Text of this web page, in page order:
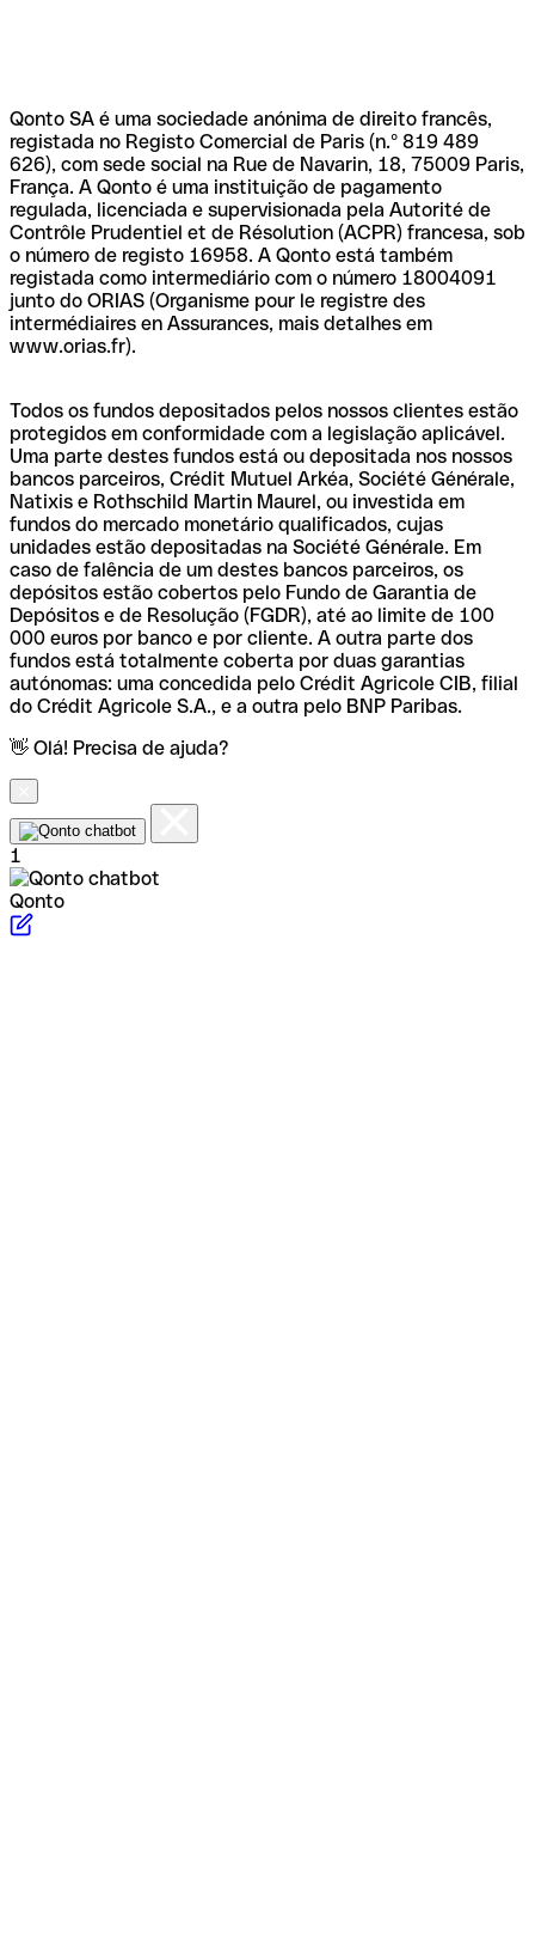
Qonto SA é uma sociedade anónima de direito francês,
registada no Registo Comercial de Paris (n.º 819 489
626), com sede social na Rue de Navarin, 18, 75009 Paris,
França. A Qonto é uma instituição de pagamento
regulada, licenciada e supervisionada pela Autorité de
Contrôle Prudentiel et de Résolution (ACPR) francesa, sob
o número de registo 16958. A Qonto está também
registada como intermediário com o número 18004091
junto do ORIAS (Organisme pour le registre des
intermédiaires en Assurances, mais detalhes em
www.orias.fr).
Todos os fundos depositados pelos nossos clientes estão
protegidos em conformidade com a legislação aplicável.
Uma parte destes fundos está ou depositada nos nossos
bancos parceiros, Crédit Mutuel Arkéa, Société Générale,
Natixis e Rothschild Martin Maurel, ou investida em
fundos do mercado monetário qualificados, cujas
unidades estão depositadas na Société Générale. Em
caso de falência de um destes bancos parceiros, os
depósitos estão cobertos pelo Fundo de Garantia de
Depósitos e de Resolução (FGDR), até ao limite de 100
000 euros por banco e por cliente. A outra parte dos
fundos está totalmente coberta por duas garantias
autónomas: uma concedida pelo Crédit Agricole CIB, filial
do Crédit Agricole S.A., e a outra pelo BNP Paribas.
👋 Olá! Precisa de ajuda?
1
Qonto